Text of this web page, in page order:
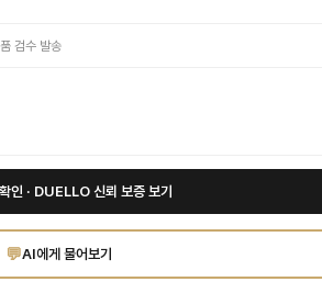
검수 발송
인 · DUELLO 신뢰 보증 보기
💬AI에게 물어보기